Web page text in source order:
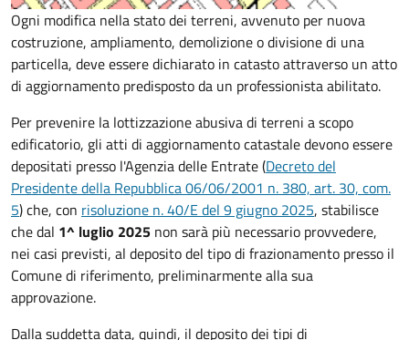
Ogni modifica nella stato dei terreni, avvenuto per nuova
costruzione, ampliamento, demolizione o divisione di una
particella, deve essere dichiarato in catasto attraverso un atto
di aggiornamento predisposto da un professionista abilitato.
Per prevenire la lottizzazione abusiva di terreni a scopo
edificatorio, gli atti di aggiornamento catastale devono essere
depositati presso l'Agenzia delle Entrate (Decreto del
Presidente della Repubblica 06/06/2001 n. 380, art. 30, com.
5) che, con risoluzione n. 40/E del 9 giugno 2025, stabilisce
che dal 1^ luglio 2025 non sarà più necessario provvedere,
nei casi previsti, al deposito del tipo di frazionamento presso il
Comune di riferimento, preliminarmente alla sua
approvazione.
Dalla suddetta data, quindi, il deposito dei tipi di